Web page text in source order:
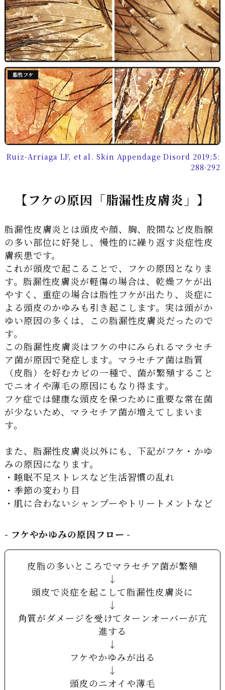
Ruiz-Arriaga LF, et al. Skin Appendage Disord 2019;5:
288-292
【フケの原因「脂漏性皮膚炎」】
脂漏性皮膚炎とは頭皮や顔、胸、股間など皮脂腺
の多い部位に好発し、慢性的に繰り返す炎症性皮
膚疾患です。
これが頭皮で起こることで、フケの原因となりま
す。脂漏性皮膚炎が軽傷の場合は、乾燥フケが出
やすく、重症の場合は脂性フケが出たり、炎症に
よる頭皮のかゆみも引き起こします。実は頭がか
ゆい原因の多くは、この脂漏性皮膚炎だったので
す。
この脂漏性皮膚炎はフケの中にみられるマラセチ
ア菌が原因で発症します。マラセチア菌は脂質
（皮脂）を好むカビの一種で、菌が繁殖すること
でニオイや薄毛の原因にもなり得ます。
フケ症では健康な頭皮を保つために重要な常在菌
が少ないため、マラセチア菌が増えてしまいま
す。
また、脂漏性皮膚炎以外にも、下記がフケ・かゆ
みの原因になります。
・睡眠不足ストレスなど生活習慣の乱れ
・季節の変わり目
・肌に合わないシャンプーやトリートメントなど
- フケやかゆみの原因フロー -
皮脂の多いところでマラセチア菌が繁殖
↓
頭皮で炎症を起こして脂漏性皮膚炎に
↓
角質がダメージを受けてターンオーバーが亢
進する
↓
フケやかゆみが出る
↓
頭皮のニオイや薄毛